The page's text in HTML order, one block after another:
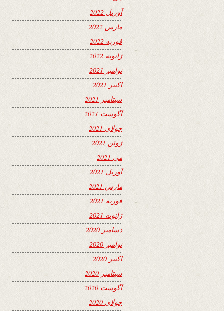
آوریل 2022
مارس 2022
فوریه 2022
ژانویه 2022
نوامبر 2021
اکتبر 2021
سپتامبر 2021
آگوست 2021
جولای 2021
ژوئن 2021
می 2021
آوریل 2021
مارس 2021
فوریه 2021
ژانویه 2021
دسامبر 2020
نوامبر 2020
اکتبر 2020
سپتامبر 2020
آگوست 2020
جولای 2020